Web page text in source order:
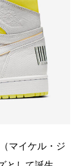
マイケル・ジ